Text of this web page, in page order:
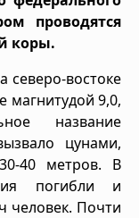
проводятся
коры.
северо-востоке
магнитудой 9,0,
название
цунами,
40 метров. В
погибли и
человек. Почти